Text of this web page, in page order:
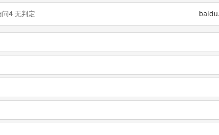
问4 无判定